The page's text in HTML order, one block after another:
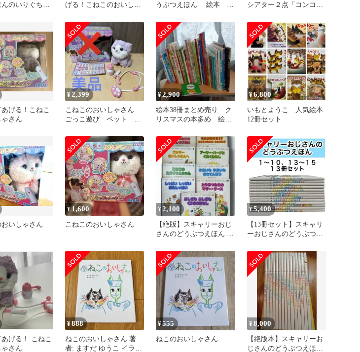
のいりぐち
げる！こねこのおいしゃ
うぶつえほん 絵本 全
書
シアター２点「コンコン
しゃさん」
げる！こねこ
さん
¥2,399
こねこのおいしゃさん
ごっこ遊び ペット ネ
¥2,900
絵本38冊まとめ売り ク
リスマスの本多め 絵
¥6,800
いもとようこ 人気絵本
12冊セット
おいしゃさん
¥1,600
こねこのおいしゃさん
¥2,100
【絶版】スキャリーおじ
さんのどうぶつえほん リ
和レトロ
¥5,400
【13冊セット】スキャリ
ーおじさんのどうぶつえ
げる！ こねこ
さん
¥888
ねこのおいしゃさん 著
者: ますだ ゆうこ イラス
¥555
ねこのおいしゃさん
¥8,000
【絶版本】スキャリーお
じさんのどうぶつえほん